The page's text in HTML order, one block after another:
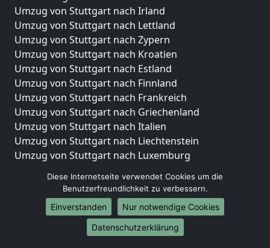
Umzug von Stuttgart nach Irland
Umzug von Stuttgart nach Lettland
Umzug von Stuttgart nach Zypern
Umzug von Stuttgart nach Kroatien
Umzug von Stuttgart nach Estland
Umzug von Stuttgart nach Finnland
Umzug von Stuttgart nach Frankreich
Umzug von Stuttgart nach Griechenland
Umzug von Stuttgart nach Italien
Umzug von Stuttgart nach Liechtenstein
Umzug von Stuttgart nach Luxemburg
Umzug von Stuttgart nach Norwegen
Umzüge-Deutschlandweit
Umzug von Stuttgart nach Berlin
Diese Internetseite verwendet Cookies um die
Benutzerfreundlichkeit zu verbessern.
Einverstanden
Nur notwendige Cookies
Datenschutzerklärung